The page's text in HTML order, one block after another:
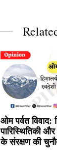
ओम पर्वत विवाद:
पारिस्थितिकी
के संरक्षण की